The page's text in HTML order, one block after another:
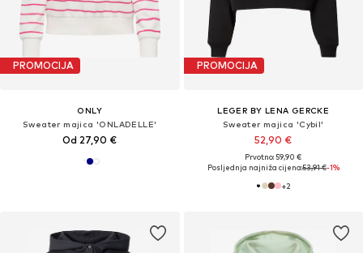
PROMOCIJA
ONLY
Sweater majica 'ONLADELLE'
Od 27,90 €
PROMOCIJA
LEGER BY LENA GERCKE
Sweater majica 'Cybil'
52,90 €
Prvotno: 59,90 €
Posljednja najniža cijena:53,91 €-1%
+2